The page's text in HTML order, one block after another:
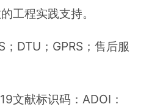
工程实践支持。
；DTU；GPRS；售后服
文献标识码：ADOI：